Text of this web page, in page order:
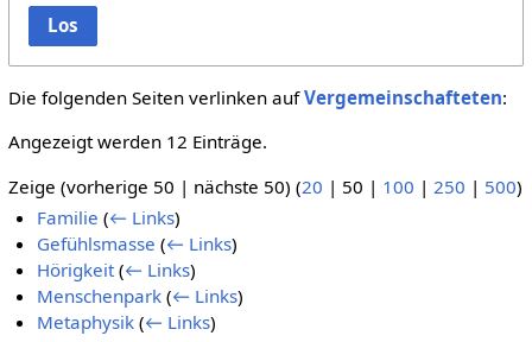
Los
Die folgenden Seiten verlinken aufVergemeinschafteten:
Angezeigt werden 12 Einträge.
Zeige (vorherige 50 | nächste 50) (20 | 50 | 100 | 250 | 500)
Familie (← Links)
Gefühlsmasse (← Links)
Hörigkeit (← Links)
Menschenpark (← Links)
Metaphysik (← Links)